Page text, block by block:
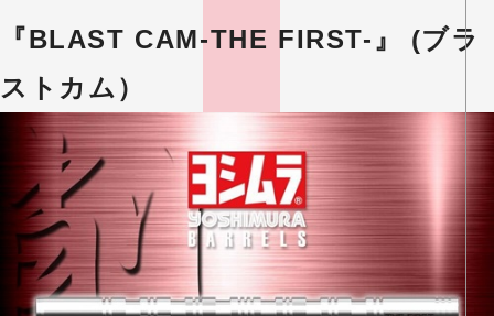
『BLAST CAM-THE FIRST-』 (ブラ
ストカム）